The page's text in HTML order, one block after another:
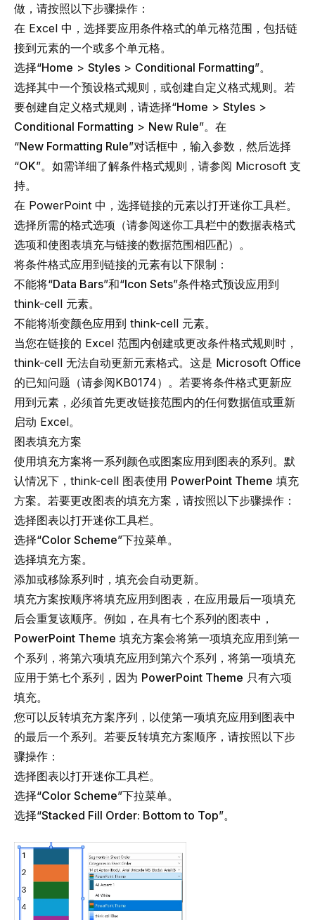
做，请按照以下步骤操作：
在 Excel 中，选择要应用条件格式的单元格范围，包括链
接到元素的一个或多个单元格。
选择“Home > Styles > Conditional Formatting”。
选择其中一个预设格式规则，或创建自定义格式规则。若
要创建自定义格式规则，请选择“Home > Styles >
Conditional Formatting > New Rule”。在
“New Formatting Rule”对话框中，输入参数，然后选择
“OK”。如需详细了解条件格式规则，请参阅 Microsoft 支
持。
在 PowerPoint 中，选择链接的元素以打开迷你工具栏。
选择所需的格式选项（请参阅迷你工具栏中的数据表格式
选项和使图表填充与链接的数据范围相匹配）。
将条件格式应用到链接的元素有以下限制：
不能将“Data Bars”和“Icon Sets”条件格式预设应用到
think-cell 元素。
不能将渐变颜色应用到 think-cell 元素。
当您在链接的 Excel 范围内创建或更改条件格式规则时，
think-cell 无法自动更新元素格式。这是 Microsoft Office
的已知问题（请参阅KB0174）。若要将条件格式更新应
用到元素，必须首先更改链接范围内的任何数据值或重新
启动 Excel。
图表填充方案
使用填充方案将一系列颜色或图案应用到图表的系列。默
认情况下， think-cell 图表使用 PowerPoint Theme 填充
方案。若要更改图表的填充方案，请按照以下步骤操作：
选择图表以打开迷你工具栏。
选择“Color Scheme”下拉菜单。
选择填充方案。
添加或移除系列时，填充会自动更新。
填充方案按顺序将填充应用到图表，在应用最后一项填充
后会重复该顺序。例如，在具有七个系列的图表中，
PowerPoint Theme 填充方案会将第一项填充应用到第一
个系列，将第六项填充应用到第六个系列，将第一项填充
应用于第七个系列，因为 PowerPoint Theme 只有六项
填充。
您可以反转填充方案序列，以使第一项填充应用到图表中
的最后一个系列。若要反转填充方案顺序，请按照以下步
骤操作：
选择图表以打开迷你工具栏。
选择“Color Scheme”下拉菜单。
选择“Stacked Fill Order: Bottom to Top”。